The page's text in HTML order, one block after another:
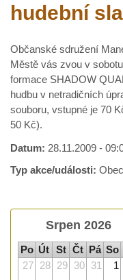
hudební
Občanské sdružení
Městě vás zvou v
formace SHADOW
hudbu v netradičních
souboru, vstupné je 70
50 Kč).
Datum: 28.11.2009 -
Typ akce/události:
Srpen 2026
Po Út St Čt Pá So
27 28 29 30 31 1